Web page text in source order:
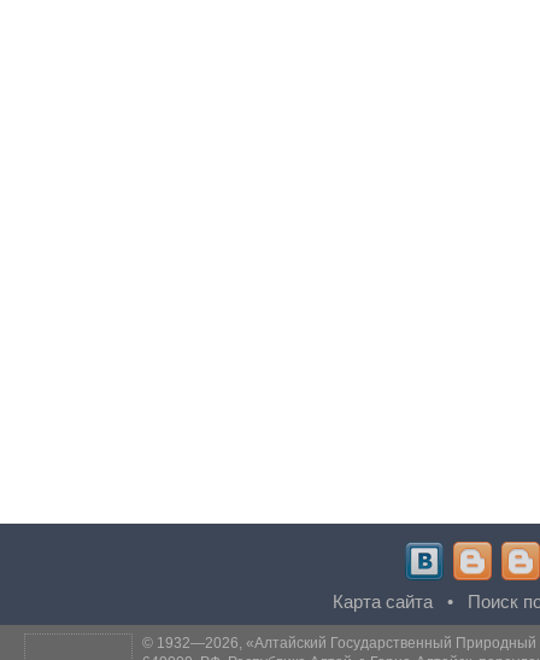
Карта сайта• Поиск
© 1932—2026, «Алтайский Государственный